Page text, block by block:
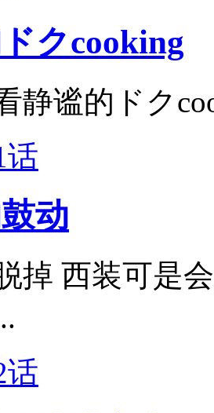
クcooking
静谧的ドク
话
动
掉 西装可是
话